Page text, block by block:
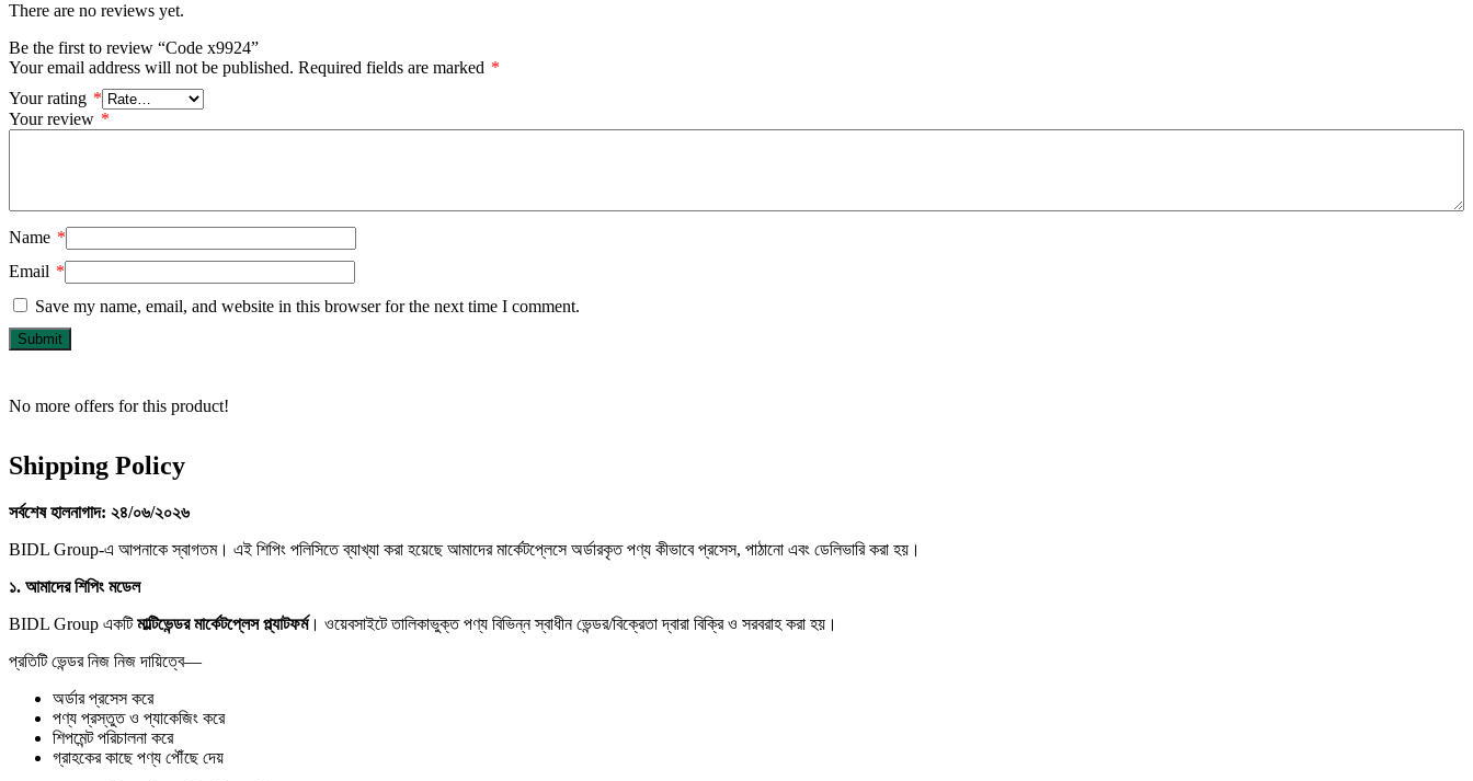
There are no reviews yet.
Be the first to review “Code x9924”
Your email address will not be published. Required fields are marked *
Your rating *
Your review *
Name *
Email *
Save my name, email, and website in this browser for the next time I comment.
No more offers for this product!
Shipping Policy
সর্বশেষহালনাগাদ: ২৪/০৬/২০২৬
BIDL Group-এ আপনাকে স্বাগতম। এই শিপিং পলিসিতে ব্যাখ্যা করা হয়েছে আমাদের মার্কেটপ্লেসে অর্ডারকৃত পণ্য কীভাবে প্রসেস, পাঠানো এবং ডেলিভারি করা হয়।
১. আমাদেরশিপিংমডেল
BIDL Group একটিমাল্টিভেন্ডরমার্কেটপ্লেসপ্ল্যাটফর্ম। ওয়েবসাইটে তালিকাভুক্ত পণ্য বিভিন্ন স্বাধীন ভেন্ডর/বিক্রেতা দ্বারা বিক্রি ও সরবরাহ করা হয়।
প্রতিটি ভেন্ডর নিজ নিজ দায়িত্বে—
অর্ডার প্রসেস করে
পণ্য প্রস্তুত ও প্যাকেজিং করে
শিপমেন্ট পরিচালনা করে
গ্রাহকের কাছে পণ্য পৌঁছে দেয়